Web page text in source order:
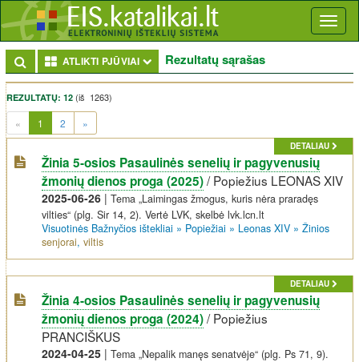
ATLIKTI PJŪVIAI Toggle Dropdown
Rezultatų sąrašas
REZULTATŲ: 12 (iš 1263)
« 1 (current)
2 »
DETALIAU
Žinia 5-osios Pasaulinės senelių ir pagyvenusių
žmonių dienos proga (2025)/Popiežius LEONAS XIV
2025-06-26 |Tema „Laimingas žmogus, kuris nėra praradęs
vilties“ (plg. Sir 14, 2). Vertė LVK, skelbė lvk.lcn.lt
Visuotinės Bažnyčios ištekliai » Popiežiai » Leonas XIV »Žinios
senjorai,viltis
DETALIAU
Žinia 4-osios Pasaulinės senelių ir pagyvenusių
žmonių dienos proga (2024)/Popiežius
PRANCIŠKUS
2024-04-25 |Tema „Nepalik manęs senatvėje“ (plg. Ps 71, 9).